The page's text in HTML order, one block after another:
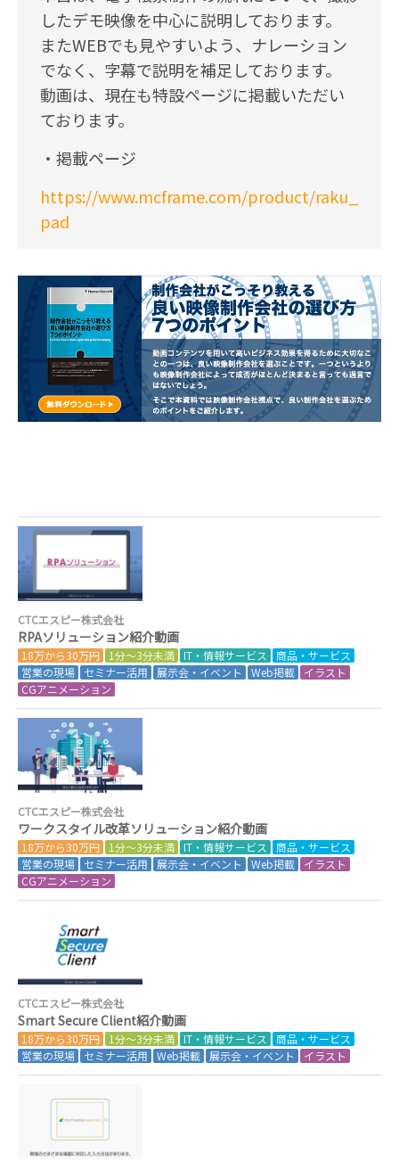
したデモ映像を中心に説明しております。
またWEBでも見やすいよう、ナレーション
でなく、字幕で説明を補足しております。
動画は、現在も特設ページに掲載いただい
ております。
・掲載ページ
https://www.mcframe.com/product/raku_
pad
CTCエスピー株式会社
RPAソリューション紹介動画
18万から30万円 1分～3分未満 IT・情報サービス
商品・サービス
営業の現場
セミナー活用 展示会・イベント Web掲載
イラスト
CGアニメーション
CTCエスピー株式会社
ワークスタイル改革ソリューション紹介動画
18万から30万円 1分～3分未満 IT・情報サービス
商品・サービス
営業の現場
セミナー活用 展示会・イベント Web掲載
イラスト
CGアニメーション
CTCエスピー株式会社
Smart Secure Client紹介動画
18万から30万円 1分～3分未満 IT・情報サービス
商品・サービス
営業の現場
セミナー活用 Web掲載 展示会・イベント イラスト